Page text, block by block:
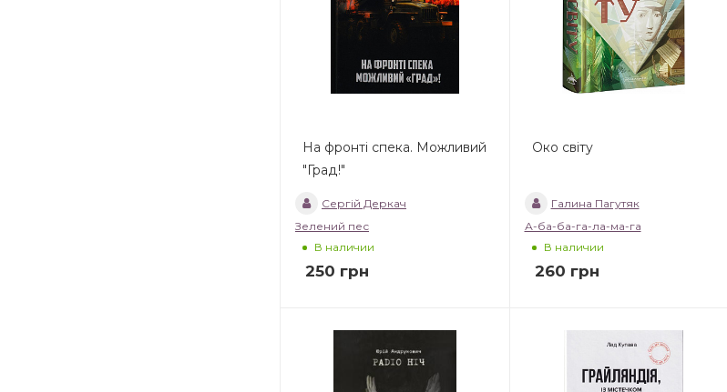
На фронті спека. Можливий
"Град!"
Сергій Деркач
Зелений пес
В наличии
250 грн
Око світу
Галина Пагутяк
А-ба-ба-га-ла-ма-га
В наличии
260 грн